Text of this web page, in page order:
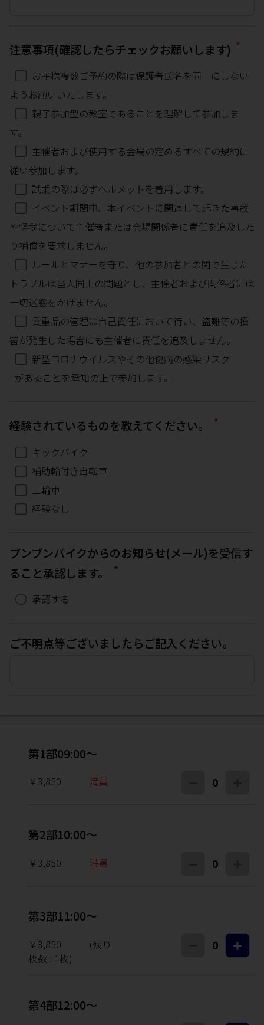
注意事項(確認したらチェックお願いします) *
お子様複数ご予約の際は保護者氏名を同一にしない
ようお願いいたします。
親子参加型の教室であることを理解して参加しま
す。
主催者および使用する会場の定めるすべての規約に
従い参加します。
試乗の際は必ずヘルメットを着用します。
イベント期間中、本イベントに関連して起きた事故
や怪我について主催者または会場関係者に責任を追及した
り補償を要求しません。
ルールとマナーを守り、他の参加者との間で生じた
トラブルは当人同士の問題とし、主催者および関係者には
一切迷惑をかけません。
貴重品の管理は自己責任において行い、盗難等の損
害が発生した場合にも主催者に責任を追及しません。
新型コロナウイルスやその他傷病の感染リスク
があることを承知の上で参加します。
経験されているものを教えてください。 *
キックバイク
補助輪付き自転車
三輪車
経験なし
ブンブンバイクからのお知らせ(メール)を受信す
ること承認します。
*
承認する
ご不明点等ございましたらご記入ください。
第1部09:00～
￥3,850 満員 0
第2部10:00～
￥3,850 満員 0
第3部11:00～
￥3,850 (残り
枚数 : 1枚)
0
第4部12:00～